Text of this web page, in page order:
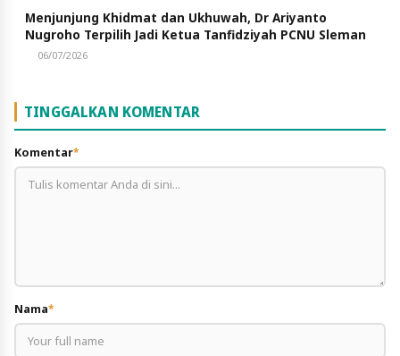
Menjunjung Khidmat dan Ukhuwah, Dr Ariyanto
Nugroho Terpilih Jadi Ketua Tanfidziyah PCNU Sleman
06/07/2026
TINGGALKAN KOMENTAR
Komentar*
Nama*